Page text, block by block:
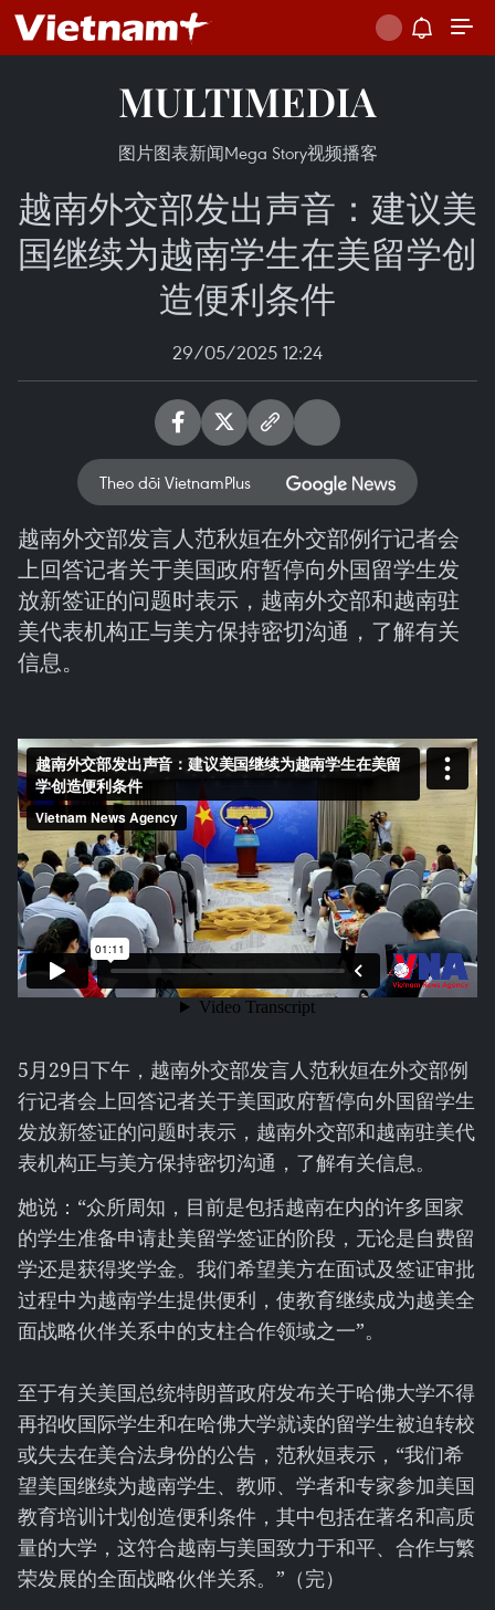
MULTIMEDIA
图片图表新闻Mega Story视频播客
越南外交部发出声音：建议美
国继续为越南学生在美留学创
造便利条件
29/05/2025 12:24
Theo dõi VietnamPlus
越南外交部发言人范秋姮在外交部例行记者会
上回答记者关于美国政府暂停向外国留学生发
放新签证的问题时表示，越南外交部和越南驻
美代表机构正与美方保持密切沟通，了解有关
信息。
5月29日下午，越南外交部发言人范秋姮在外交部例
行记者会上回答记者关于美国政府暂停向外国留学生
发放新签证的问题时表示，越南外交部和越南驻美代
表机构正与美方保持密切沟通，了解有关信息。
她说：“众所周知，目前是包括越南在内的许多国家
的学生准备申请赴美留学签证的阶段，无论是自费留
学还是获得奖学金。我们希望美方在面试及签证审批
过程中为越南学生提供便利，使教育继续成为越美全
面战略伙伴关系中的支柱合作领域之一”。
至于有关美国总统特朗普政府发布关于哈佛大学不得
再招收国际学生和在哈佛大学就读的留学生被迫转校
或失去在美合法身份的公告，范秋姮表示，“我们希
望美国继续为越南学生、教师、学者和专家参加美国
教育培训计划创造便利条件，其中包括在著名和高质
量的大学，这符合越南与美国致力于和平、合作与繁
荣发展的全面战略伙伴关系。”（完）